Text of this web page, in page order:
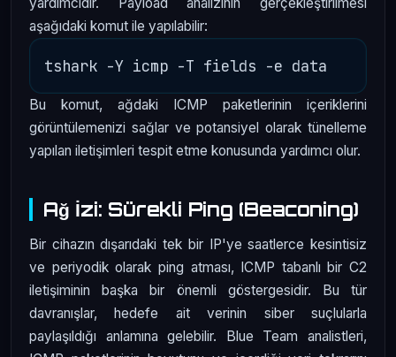
aşağıdaki komut ile yapılabilir:
Bu komut, ağdaki ICMP paketlerinin içeriklerini
görüntülemenizi sağlar ve potansiyel olarak tünelleme
yapılan iletişimleri tespit etme konusunda yardımcı olur.
Ağ İzi: Sürekli Ping (Beaconing)
Bir cihazın dışarıdaki tek bir IP'ye saatlerce kesintisiz
ve periyodik olarak ping atması, ICMP tabanlı bir C2
iletişiminin başka bir önemli göstergesidir. Bu tür
davranışlar, hedefe ait verinin siber suçlularla
paylaşıldığı anlamına gelebilir. Blue Team analistleri,